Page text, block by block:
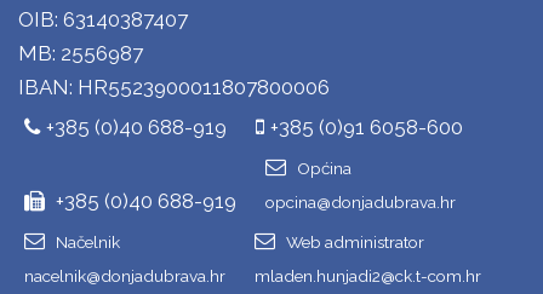
OIB: 63140387407
MB: 2556987
IBAN: HR5523900011807800006
+385 (0)40 688-919
+385 (0)91 6058-600
+385 (0)40 688-919
Općina
opcina@donjadubrava.hr
Načelnik
nacelnik@donjadubrava.hr
Web administrator
mladen.hunjadi2@ck.t-com.hr